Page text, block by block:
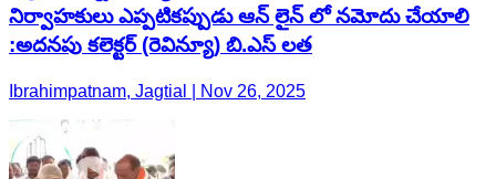
నిర్వాహకులు ఎప్పటికప్పుడు ఆన్ లైన్ లో నమోదు చేయాలి
:అదనపు కలెక్టర్ (రెవిన్యూ) బి.ఎస్ లత
Ibrahimpatnam, Jagtial | Nov 26, 2025